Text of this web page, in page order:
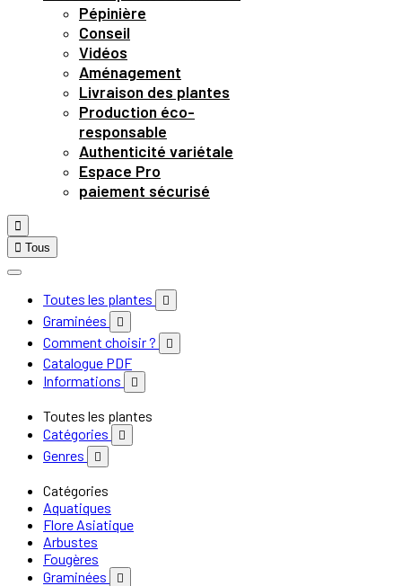
Pépinière
Conseil
Vidéos
Aménagement
Livraison des plantes
Production éco-
responsable
Authenticité variétale
Espace Pro
paiement sécurisé

 Tous
Toutes les plantes 
Graminées 
Comment choisir ? 
Catalogue PDF
Informations

Toutes les plantes
Catégories

Genres 
Catégories
Aquatiques
Flore Asiatique
Arbustes
Fougères
Graminées
